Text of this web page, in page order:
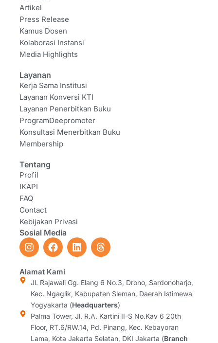
Artikel
Press Release
Kamus Dosen
Kolaborasi Instansi
Media Highlights
Layanan
Kerja Sama Institusi
Layanan Konversi KTI
Layanan Penerbitkan Buku
ProgramDeepromoter
Konsultasi Menerbitkan Buku
Membership
Tentang
Profil
IKAPI
FAQ
Contact
Kebijakan Privasi
Sosial Media
I
n
t
a
g
r
a
m
F
a
e
b
o
o
k
L
i
e
d
i
n
T
h
a
d
s
Alamat Kami
Jl. Rajawali Gg. Elang 6 No.3, Drono, Sardonoharjo,
Kec. Ngaglik, Kabupaten Sleman, Daerah Istimewa
Yogyakarta (Headquarters)
Palma Tower, Jl. R.A. Kartini II-S No.Kav 6 20th
Floor, RT.6/RW.14, Pd. Pinang, Kec. Kebayoran
Lama, Kota Jakarta Selatan, DKI Jakarta (Branch